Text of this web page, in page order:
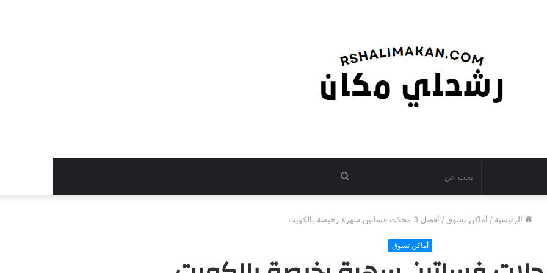
بحث
الرئيسية / أماكن تسوق / أفضل 3 محلات فساتين سهرة رخيصة بالكويت
أماكن تسوق